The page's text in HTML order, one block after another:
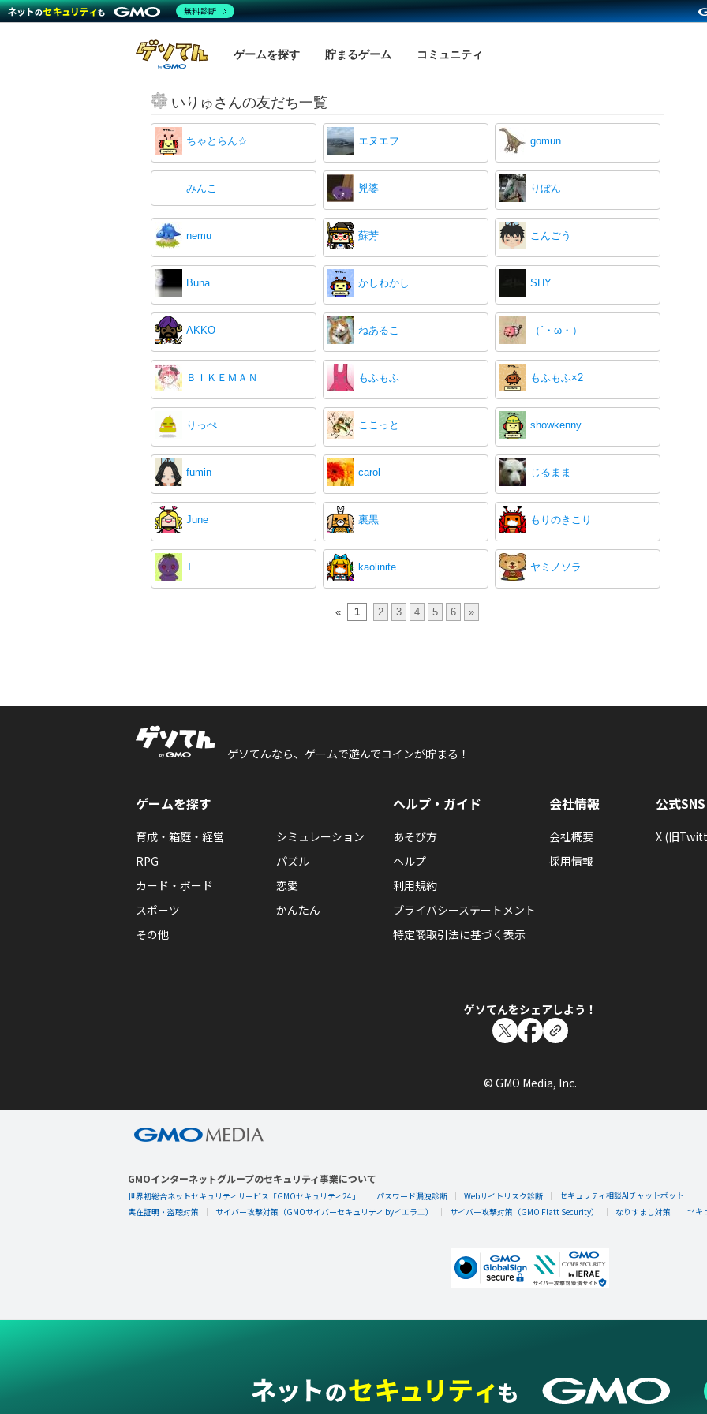
ゲームを探す 貯まるゲーム コミュニティ
いりゅさんの友だち一覧
ちゃとらん☆ エヌエフ gomun
みんこ 兇婆 りぼん
nemu 蘇芳 こんごう
Buna かしわかし SHY
AKKO ねあるこ （´・ω・）
ＢＩＫＥＭＡＮ もふもふ もふもふ×2
りっぺ ここっと showkenny
fumin carol じるまま
June 裏黒 もりのきこり
T kaolinite ヤミノソラ
« 1 2 3 4 5 6 »
ゲソてんなら、ゲームで遊んでコインが貯まる！
ゲームを探す
育成・箱庭・経営
シミュレーション
RPG
パズル
カード・ボード
恋愛
スポーツ
かんたん
その他
ヘルプ・ガイド
あそび方
ヘルプ
利用規約
プライバシーステートメント
特定商取引法に基づく表示
会社情報
会社概要
採用情報
公式SNS
X (旧
ゲソてんをシェアしよう！
© GMO Media, Inc.
GMOインターネットグループのセキュリティ事業について
世界初総合ネットセキュリティサービス「GMOセキュリティ24」 パスワード漏洩診断 Webサイトリスク診断
セキュリティ相談AIチャットボット
実在証明・盗聴対策
サイバー攻撃対策（GMOサイバーセキュリティ byイエラエ） サイバー攻撃対策（GMO Flatt Security） なりすまし対策 セキ
無料診断